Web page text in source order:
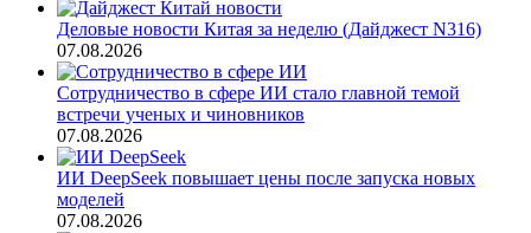
Деловые новости Китая за неделю (Дайджест N316)
07.08.2026
Сотрудничество в сфере ИИ стало главной темой
встречи ученых и чиновников
07.08.2026
ИИ DeepSeek повышает цены после запуска новых
моделей
07.08.2026